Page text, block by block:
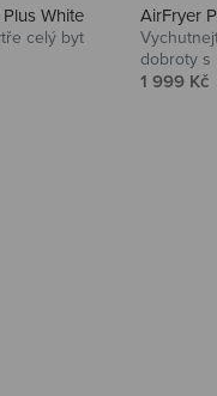
White
celý byt
AirFryer
dobroty s
Prodejní
1 999 Kč